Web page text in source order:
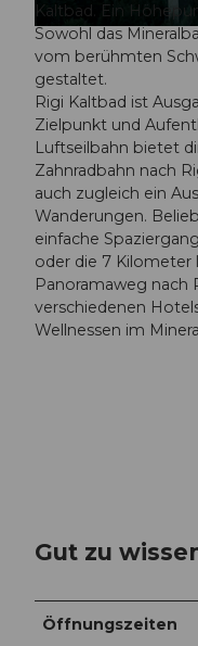
© CC-BY
Kaltbad. Ein
Sowohl das
vom berühmten
gestaltet.
Rigi Kaltbad ist
Zielpunkt und
Luftseilbahn bietet
Zahnradbahn nach
auch zugleich ein
Wanderungen.
einfache
oder die 7 Kilometer
Panoramaweg nach
verschiedenen
Wellnessen im
Gut zu
Öffnungszeiten